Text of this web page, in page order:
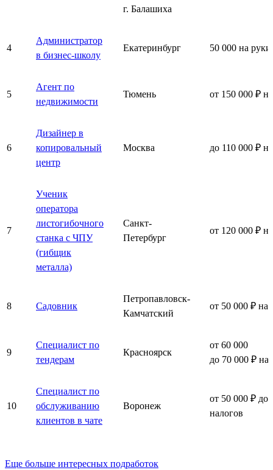
г. Балашиха
4
Администратор
в бизнес-школу
Екатеринбург 50 000 на руки
5
Агент по
недвижимости
Тюмень от 150 000 ₽
6
Дизайнер в
копировальный
центр
Москва до 110 000 ₽
7
Ученик
оператора
листогибочного
станка с ЧПУ
(гибщик
металла)
Санкт-
Петербург
от 120 000 ₽
8 Садовник
Петропавловск-
Камчатский
от 50 000 ₽ на
9
Специалист по
тендерам
Красноярск
от 60 000
до 70 000 ₽ на
10
Специалист по
обслуживанию
клиентов в чате
Воронеж
от 50 000 ₽ до
налогов
Еще больше интересных подработок